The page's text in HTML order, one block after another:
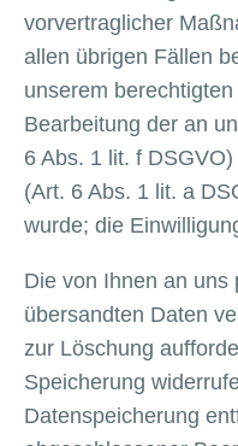
vorvertraglicher
allen übrigen Fällen
unserem
Bearbeitung der an
6 Abs. 1 lit. f
(Art. 6 Abs. 1 lit. a
wurde; die
Die von Ihnen an uns
übersandten Daten
zur Löschung
Speicherung
Datenspeicherung